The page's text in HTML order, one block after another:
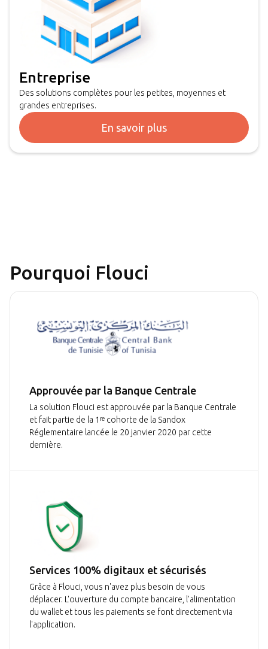
Entreprise
Des solutions complètes pour les petites, moyennes et
grandes entreprises.
En savoir plus
Pourquoi Flouci
Approuvée par la Banque Centrale
La solution Flouci est approuvée par la Banque Centrale
et fait partie de la 1ʳᵉ cohorte de la Sandox
Réglementaire lancée le 20 janvier 2020 par cette
dernière.
Services 100% digitaux et sécurisés
Grâce à Flouci, vous n'avez plus besoin de vous
déplacer. L'ouverture du compte bancaire, l'alimentation
du wallet et tous les paiements se font directement via
l'application.